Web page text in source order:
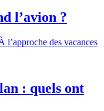
l’avion ?
des vacances
: quels ont